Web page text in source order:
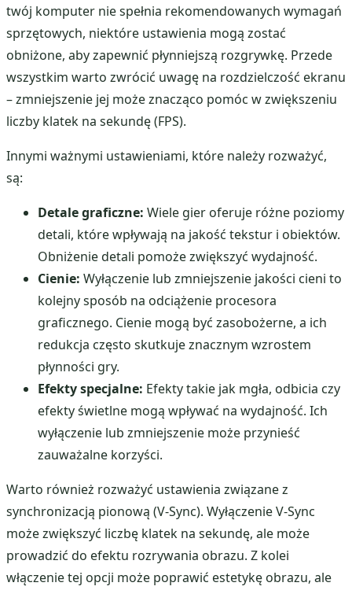
twój komputer nie spełnia rekomendowanych wymagań
sprzętowych, niektóre ustawienia mogą zostać
obniżone, aby zapewnić płynniejszą rozgrywkę. Przede
wszystkim warto zwrócić uwagę na rozdzielczość ekranu
– zmniejszenie jej może znacząco pomóc w zwiększeniu
liczby klatek na sekundę (FPS).
Innymi ważnymi ustawieniami, które należy rozważyć,
są:
Detale graficzne: Wiele gier oferuje różne poziomy
detali, które wpływają na jakość tekstur i obiektów.
Obniżenie detali pomoże zwiększyć wydajność.
Cienie: Wyłączenie lub zmniejszenie jakości cieni to
kolejny sposób na odciążenie procesora
graficznego. Cienie mogą być zasobożerne, a ich
redukcja często skutkuje znacznym wzrostem
płynności gry.
Efekty specjalne: Efekty takie jak mgła, odbicia czy
efekty świetlne mogą wpływać na wydajność. Ich
wyłączenie lub zmniejszenie może przynieść
zauważalne korzyści.
Warto również rozważyć ustawienia związane z
synchronizacją pionową (V-Sync). Wyłączenie V-Sync
może zwiększyć liczbę klatek na sekundę, ale może
prowadzić do efektu rozrywania obrazu. Z kolei
włączenie tej opcji może poprawić estetykę obrazu, ale